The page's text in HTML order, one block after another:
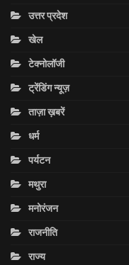
उत्तर प्रदेश
खेल
टेक्नोलॉजी
ट्रेंडिंग न्यूज़
ताज़ा ख़बरें
धर्म
पर्यटन
मथुरा
मनोरंजन
राजनीति
राज्य